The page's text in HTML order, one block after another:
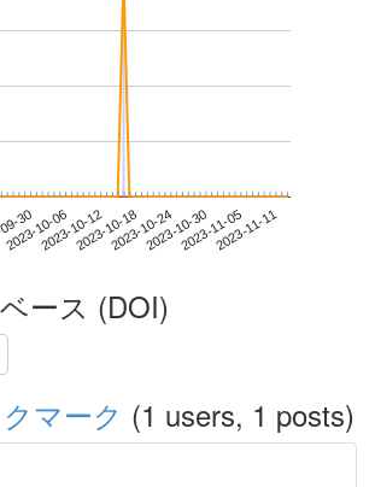
30
2023-10-062023-10-122023-10-182023-10-242023-10-302023-11-052023-11-11
ース (DOI)
マーク (1 users, 1 posts)